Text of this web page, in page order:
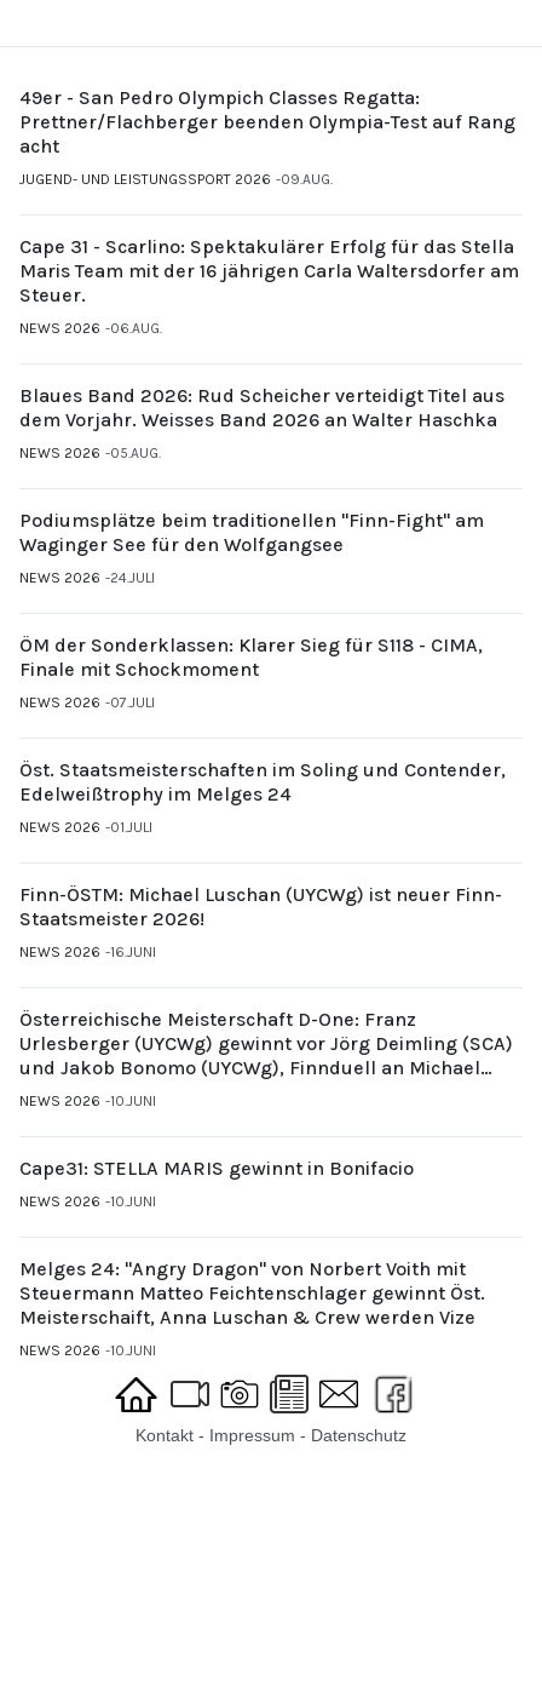
49er - San Pedro Olympich Classes Regatta:
Prettner/Flachberger beenden Olympia-Test auf Rang
acht
JUGEND- UND LEISTUNGSSPORT 2026 09.AUG.
Cape 31 - Scarlino: Spektakulärer Erfolg für das Stella
Maris Team mit der 16 jährigen Carla Waltersdorfer am
Steuer.
NEWS 2026 06.AUG.
Blaues Band 2026: Rud Scheicher verteidigt Titel aus
dem Vorjahr. Weisses Band 2026 an Walter Haschka
NEWS 2026 05.AUG.
Podiumsplätze beim traditionellen "Finn-Fight" am
Waginger See für den Wolfgangsee
NEWS 2026 24.JULI
ÖM der Sonderklassen: Klarer Sieg für S118 - CIMA,
Finale mit Schockmoment
NEWS 2026 07.JULI
Öst. Staatsmeisterschaften im Soling und Contender,
Edelweißtrophy im Melges 24
NEWS 2026 01.JULI
Finn-ÖSTM: Michael Luschan (UYCWg) ist neuer Finn-
Staatsmeister 2026!
NEWS 2026 16.JUNI
Österreichische Meisterschaft D-One: Franz
Urlesberger (UYCWg) gewinnt vor Jörg Deimling (SCA)
und Jakob Bonomo (UYCWg), Finnduell an Michael
Gubi (UYCMo)
NEWS 2026 10.JUNI
Cape31: STELLA MARIS gewinnt in Bonifacio
NEWS 2026 10.JUNI
Melges 24: "Angry Dragon" von Norbert Voith mit
Steuermann Matteo Feichtenschlager gewinnt Öst.
Meisterschaift, Anna Luschan & Crew werden Vize
NEWS 2026 10.JUNI
Kontakt - Impressum - Datenschutz